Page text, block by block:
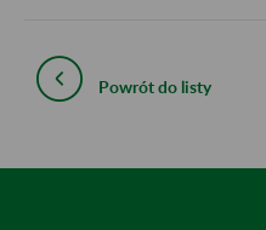
Powrót do listy